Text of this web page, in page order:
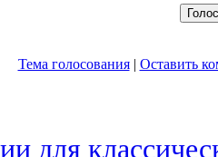
Тема голосования| Оставить
для